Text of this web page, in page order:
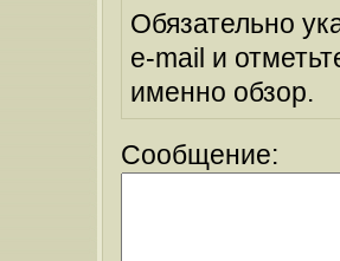
Обязательно
e-mail и
именно обзор.
Сообщение: